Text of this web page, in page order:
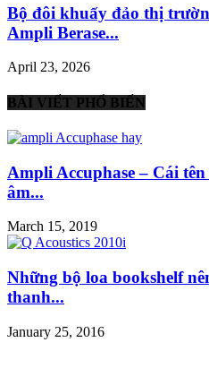
Bộ đôi khuấy đảo thị
Ampli Berase...
April 23, 2026
BÀI VIẾT PHỔ BIẾN
Ampli Accuphase – Cái
âm...
March 15, 2019
Những bộ loa bookshelf
thanh...
January 25, 2016